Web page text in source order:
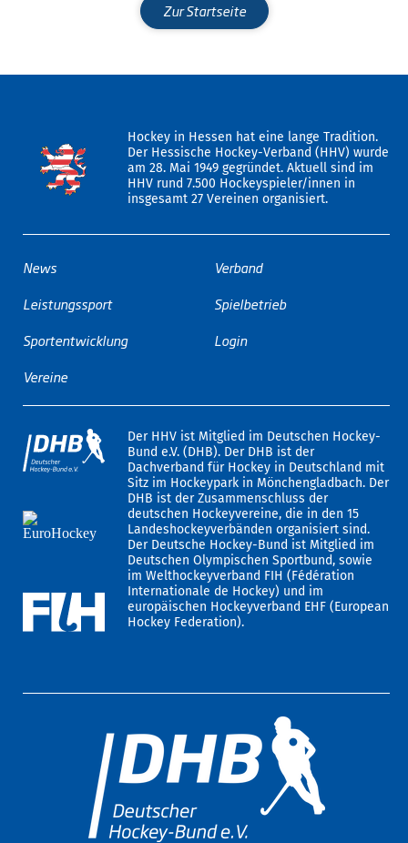
Zur Startseite
Hockey in Hessen hat eine lange Tradition.
Der Hessische Hockey-Verband (HHV) wurde
am 28. Mai 1949 gegründet. Aktuell sind im
HHV rund 7.500 Hockeyspieler/innen in
insgesamt 27 Vereinen organisiert.
News
Leistungssport
Sportentwicklung
Vereine
Verband
Spielbetrieb
Login
Der HHV ist Mitglied im Deutschen Hockey-
Bund e.V. (DHB). Der DHB ist der
Dachverband für Hockey in Deutschland mit
Sitz im Hockeypark in Mönchengladbach. Der
DHB ist der Zusammenschluss der
deutschen Hockeyvereine, die in den 15
Landeshockeyverbänden organisiert sind.
Der Deutsche Hockey-Bund ist Mitglied im
Deutschen Olympischen Sportbund, sowie
im Welthockeyverband FIH (Fédération
Internationale de Hockey) und im
europäischen Hockeyverband EHF (European
Hockey Federation).